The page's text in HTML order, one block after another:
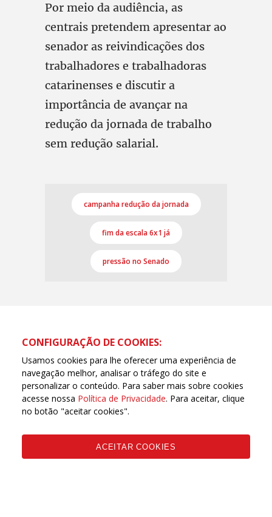
Por meio da audiência, as
centrais pretendem apresentar ao
senador as reivindicações dos
trabalhadores e trabalhadoras
catarinenses e discutir a
importância de avançar na
redução da jornada de trabalho
sem redução salarial.
campanha redução da jornada
fim da escala 6x1 já
pressão no Senado
CONFIGURAÇÃO DE COOKIES:
Usamos cookies para lhe oferecer uma experiência de
navegação melhor, analisar o tráfego do site e
personalizar o conteúdo. Para saber mais sobre cookies
acesse nossa Política de Privacidade. Para aceitar, clique
no botão "aceitar cookies".
ACEITAR COOKIES